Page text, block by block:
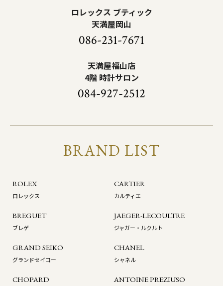
ロレックス ブティック
天満屋岡山
086-231-7671
天満屋福山店
4階 時計サロン
084-927-2512
BRAND LIST
ROLEX
ロレックス
CARTIER
カルティエ
BREGUET
ブレゲ
JAEGER-LECOULTRE
ジャガー・ルクルト
GRAND SEIKO
グランドセイコー
CHANEL
シャネル
CHOPARD
ANTOINE PREZIUSO